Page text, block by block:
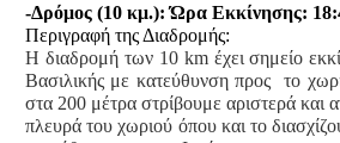
-Δρόμος (10 κμ.): Ώρα Εκκίνησης:
Περιγραφή της Διαδρομής:
Η διαδρομή των 10 km έχει σημείο
Βασιλικής με κατεύθυνση προς
το
στα 200 μέτρα στρίβουμε αριστερά και
πλευρά του χωριού όπου και το